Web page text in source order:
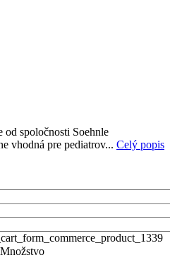
spoločnosti Soehnle
vhodná pre pediatrov... Celý popis
Množstvo